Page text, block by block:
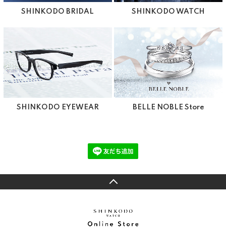
SHINKODO BRIDAL SHINKODO WATCH
SHINKODO EYEWEAR BELLE NOBLE Store